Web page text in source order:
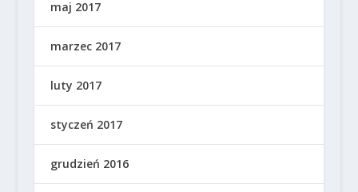
maj 2017
marzec 2017
luty 2017
styczeń 2017
grudzień 2016